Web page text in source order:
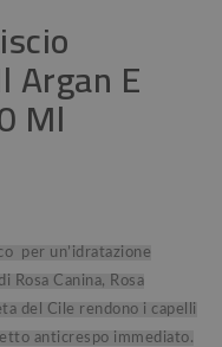
Argan E
Ml
per un’idratazione
Canina, Rosa
del Cile rendono i capelli
anticrespo immediato.